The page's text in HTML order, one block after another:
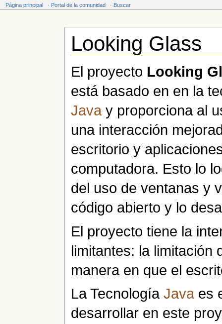
Página principal · Portal de la comunidad · Buscar
Looking Glass
El proyecto Looking
está basado en en la
Java y proporciona al
una interacción
escritorio y
computadora. Esto lo
del uso de ventanas y
código abierto y lo
El proyecto tiene la
limitantes: la limitación
manera en que el
La TecnologíaJava es
desarrollar en este